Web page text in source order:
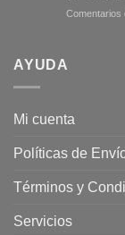
Comentarios
AYUDA
Mi cuenta
Políticas de
Términos y
Servicios